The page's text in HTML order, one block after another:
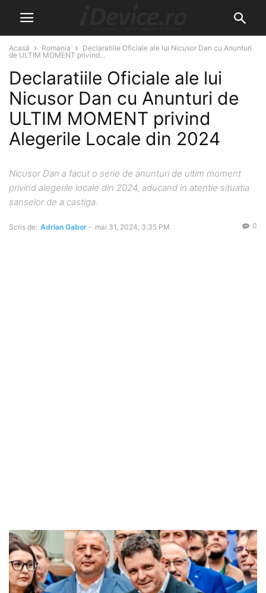
Acasă Romania
Declaratiile Oficiale ale lui Nicusor Dan cu Anunturi
de ULTIM MOMENT privind...
Declaratiile Oficiale ale lui
Nicusor Dan cu Anunturi de
ULTIM MOMENT privind
Alegerile Locale din 2024
Nicusor Dan a facut o serie de anunturi de ultim moment
privind alegerile locale din 2024, aducand in atentie situatia
sanselor de a castiga.
Scris de: Adrian Gabor - mai 31, 2024, 3:35 PM 0